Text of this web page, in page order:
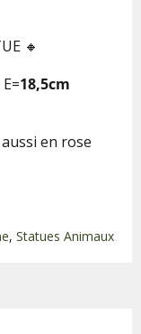
🔸
E=18,5cm
en rose
, Statues Animaux